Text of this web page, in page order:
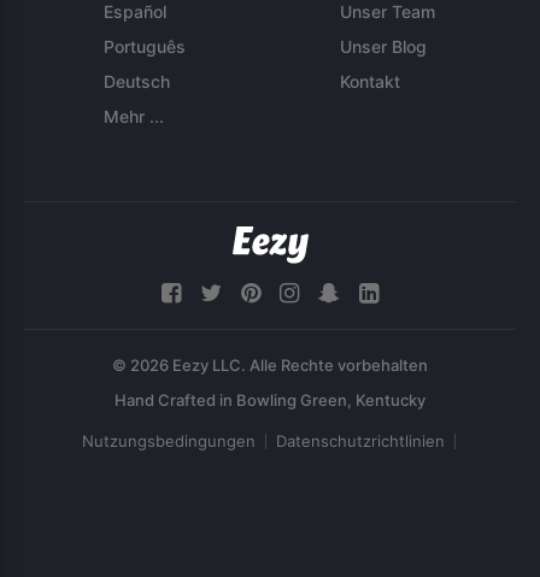
Español
Português
Deutsch
Mehr ...
Unser Team
Unser Blog
Kontakt
© 2026 Eezy LLC. Alle Rechte vorbehalten
Nutzungsbedingungen Datenschutzrichtlinien